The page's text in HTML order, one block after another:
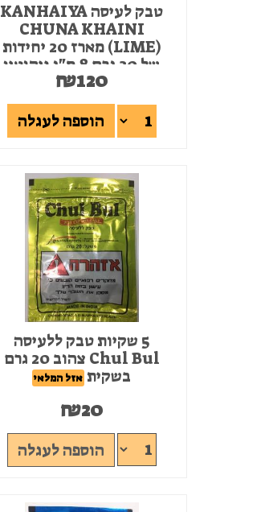
טבק לעיסה KANHAIYA
CHUNA KHAINI
(LIME) מארז 20 יחידות
של 20 גרם 8 מ"ג ניקוטין
₪120
הוספה לעגלה
5 שקיות טבק ללעיסה
Chul Bul צהוב 20 גרם
בשקית אזל המלאי
₪20
הוספה לעגלה